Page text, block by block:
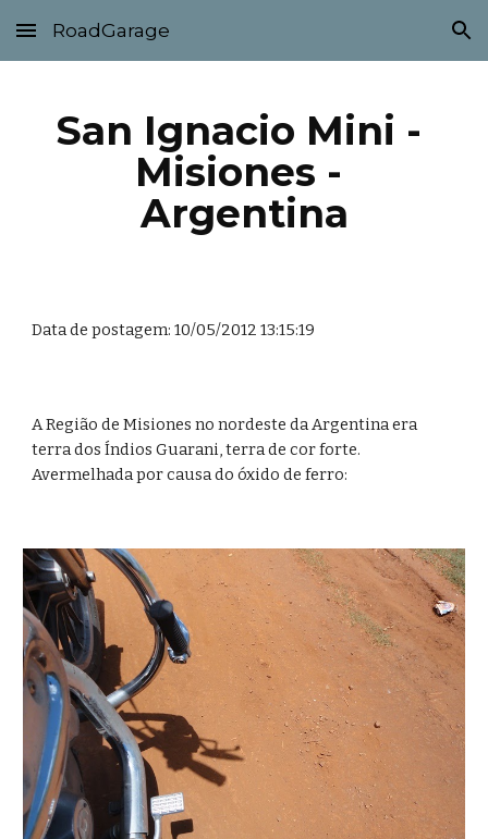
Skip to main content Skip to navigation
RoadGarage
San Ignacio Mini -
Misiones -
Argentina
Data de postagem: 10/05/2012 13:15:19
A Região de Misiones no nordeste da Argentina era
terra dos Índios Guarani, terra de cor forte.
Avermelhada por causa do óxido de ferro: